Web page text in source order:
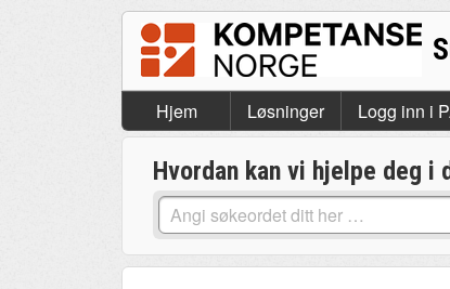
Hjem Løsninger Logg inn i
Hvordan kan vi hjelpe deg i